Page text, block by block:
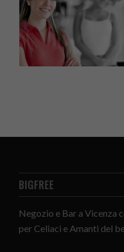
BIGFREE
Negozio e Bar a Vicenza
per Celiaci e Amanti del